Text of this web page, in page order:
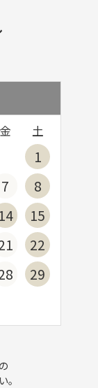
金 土
1
7
8
14
15
22
29
。